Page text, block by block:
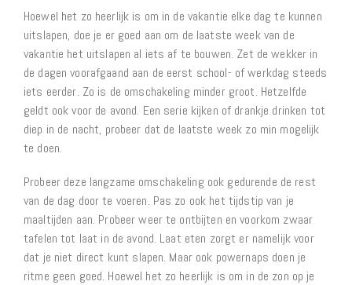
Hoewel het zo heerlijk is om in de vakantie elke dag te kunnen
uitslapen, doe je er goed aan om de laatste week van de
vakantie het uitslapen al iets af te bouwen. Zet de wekker in
de dagen voorafgaand aan de eerst school- of werkdag steeds
iets eerder. Zo is de omschakeling minder groot. Hetzelfde
geldt ook voor de avond. Een serie kijken of drankje drinken tot
diep in de nacht, probeer dat de laatste week zo min mogelijk
te doen.
Probeer deze langzame omschakeling ook gedurende de rest
van de dag door te voeren. Pas zo ook het tijdstip van je
maaltijden aan. Probeer weer te ontbijten en voorkom zwaar
tafelen tot laat in de avond. Laat eten zorgt er namelijk voor
dat je niet direct kunt slapen. Maar ook powernaps doen je
ritme geen goed. Hoewel het zo heerlijk is om in de zon op je